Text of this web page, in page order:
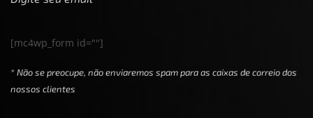
[mc4wp_form id=""]
* Não se preocupe, não enviaremos spam para as caixas de correio dos
nossos clientes